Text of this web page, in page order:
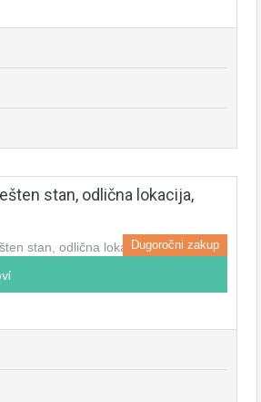
stan, odlična lokacija,
Dugoročni zakup